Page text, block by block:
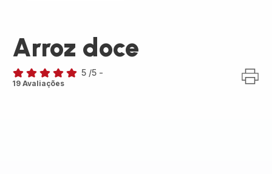
Arroz doce
Avaliações
5 /5 -
19 Avaliações